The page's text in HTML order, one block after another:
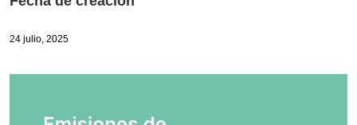
24 julio, 2025